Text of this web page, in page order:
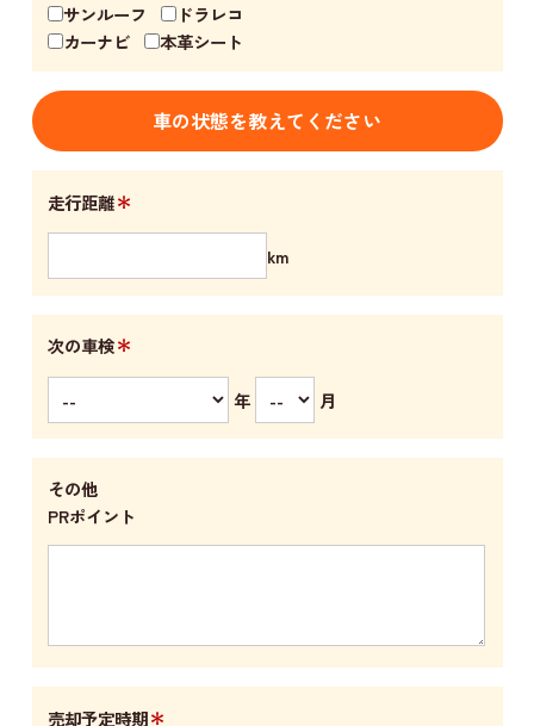
サンルーフ
ドラレコ
カーナビ
本革シート
車の状態を教えてください
走行距離＊
km
次の車検＊
年 月
その他
PRポイント
売却予定時期＊